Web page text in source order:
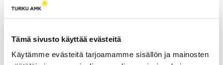
Tämä sivusto käyttää evästeitä
Käytämme evästeitä tarjoamamme sisällön ja mainosten
syksyiset juhlat
12.12.2023 LIVEPALAT